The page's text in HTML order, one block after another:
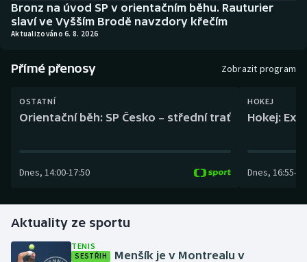
Box
Florbal
Golf
Házená
Bronz na úvod SP v orientačním běhu. Rauturier
slaví ve Vyšším Brodě navzdory křečím
Aktualizováno 6. 8. 2026
Přímé přenosy Zobrazit program
OSTATNÍ
Orientační běh: SP Česko – střední trať
Dnes, 14:00-17:50
HOKEJ
Hokej:
Dnes, 16:55-
Aktuality ze sportu
TENIS
SESTŘIH
Menšík je v Montrealu v